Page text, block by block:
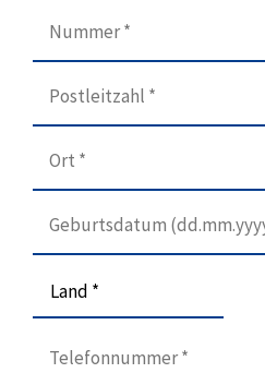
Land *